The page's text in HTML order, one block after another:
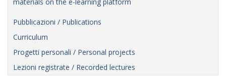
Pubblicazioni / Publications
Curriculum
Progetti personali / Personal projects
Lezioni registrate / Recorded lectures